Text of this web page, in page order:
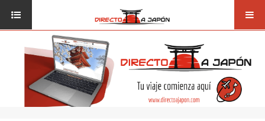
CONSEJOS
DESTINOS
ISI JAPANESE LANGUAGE SCHOOL
VIAJAR A JAPÓN
VUELOS
TRANSPORTE